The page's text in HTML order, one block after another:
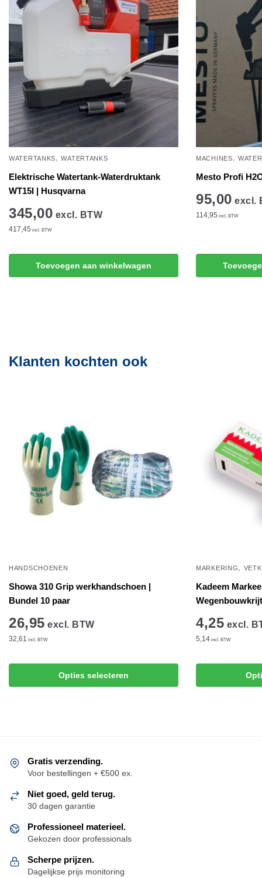
WATERTANKS,WATERTANKS
Elektrische Watertank-Waterdruktank
WT15I | Husqvarna
345,00 excl. BTW
417,45 incl. BTW
Toevoegen aan winkelwagen
MACHINES,
Mesto Profi
95,00 excl.
114,95 incl. BTW
Klanten kochten ook
HANDSCHOENEN
Showa 310 Grip werkhandschoen |
Bundel 10 paar
26,95 excl. BTW
32,61 incl. BTW
Opties selecteren
product
optie
kan
worden
de
productpagina
MARKERING,
Kadeem
4,25 excl.
5,14 incl. BTW
product
Gratis verzending.
Voor bestellingen + €500 ex.
Niet goed, geld terug.
30 dagen garantie
Professioneel materieel.
Gekozen door professionals
Scherpe prijzen.
Dagelijkse prijs monitoring